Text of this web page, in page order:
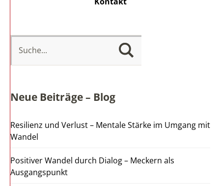
Neue Beiträge – Blog
Resilienz und Verlust – Mentale Stärke im Umgang mit
Wandel
Positiver Wandel durch Dialog – Meckern als
Ausgangspunkt